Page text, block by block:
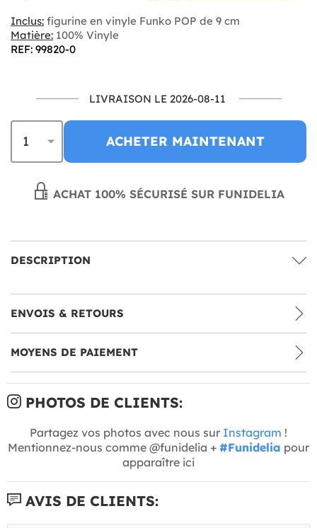
Inclus: figurine en vinyle Funko POP de 9 cm
Matière: 100% Vinyle
REF: 99820-0
LIVRAISON LE 2026-08-11
ACHETER MAINTENANT
ACHAT 100% SÉCURISÉ SUR FUNIDELIA
DESCRIPTION
ENVOIS & RETOURS
MOYENS DE PAIEMENT
PHOTOS DE CLIENTS:
Partagez vos photos avec nous sur Instagram !
Mentionnez-nous comme @funidelia + #Funidelia pour
apparaître ici
AVIS DE CLIENTS: